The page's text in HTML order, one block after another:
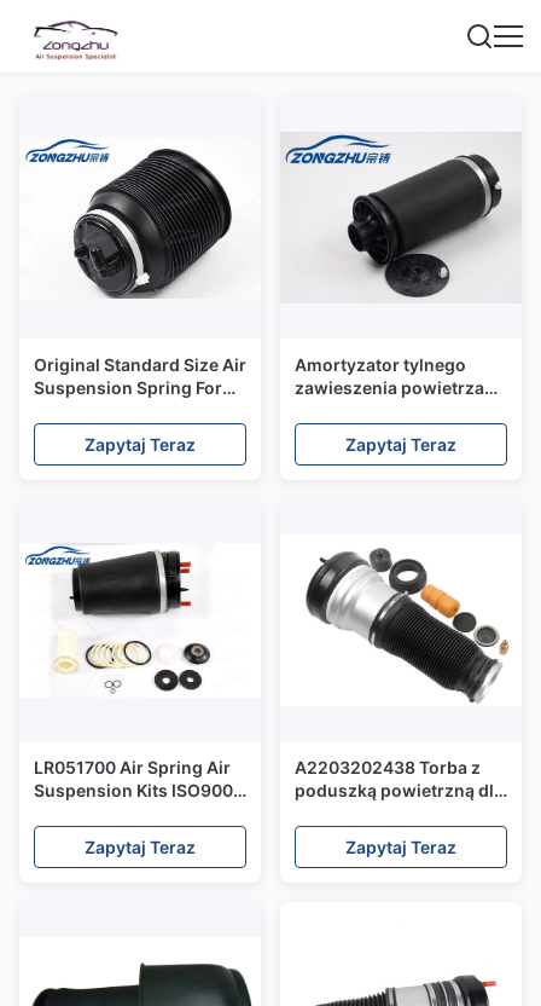
Original Standard Size Air
Suspension Spring For
Lexus GX470
Zapytaj Teraz
Amortyzator tylnego
zawieszenia powietrza
Benz W164 ML Air Spring
Zapytaj Teraz
LR051700 Air Spring Air
Suspension Kits ISO9001
Zapytaj Teraz
A2203202438 Torba z
poduszką powietrzną dla
przodu
Zapytaj Teraz